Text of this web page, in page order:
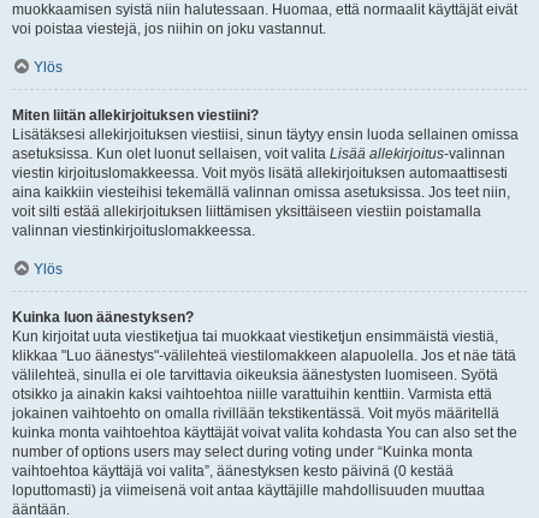
muokkaamisen syistä niin halutessaan. Huomaa, että normaalit käyttäjät eivät
voi poistaa viestejä, jos niihin on joku vastannut.
Ylös
Miten liitän allekirjoituksen viestiini?
Lisätäksesi allekirjoituksen viestiisi, sinun täytyy ensin luoda sellainen omissa
asetuksissa. Kun olet luonut sellaisen, voit valita Lisää allekirjoitus-valinnan
viestin kirjoituslomakkeessa. Voit myös lisätä allekirjoituksen automaattisesti
aina kaikkiin viesteihisi tekemällä valinnan omissa asetuksissa. Jos teet niin,
voit silti estää allekirjoituksen liittämisen yksittäiseen viestiin poistamalla
valinnan viestinkirjoituslomakkeessa.
Ylös
Kuinka luon äänestyksen?
Kun kirjoitat uuta viestiketjua tai muokkaat viestiketjun ensimmäistä viestiä,
klikkaa "Luo äänestys"-välilehteä viestilomakkeen alapuolella. Jos et näe tätä
välilehteä, sinulla ei ole tarvittavia oikeuksia äänestysten luomiseen. Syötä
otsikko ja ainakin kaksi vaihtoehtoa niille varattuihin kenttiin. Varmista että
jokainen vaihtoehto on omalla rivillään tekstikentässä. Voit myös määritellä
kuinka monta vaihtoehtoa käyttäjät voivat valita kohdasta You can also set the
number of options users may select during voting under “Kuinka monta
vaihtoehtoa käyttäjä voi valita”, äänestyksen kesto päivinä (0 kestää
loputtomasti) ja viimeisenä voit antaa käyttäjille mahdollisuuden muuttaa
ääntään.